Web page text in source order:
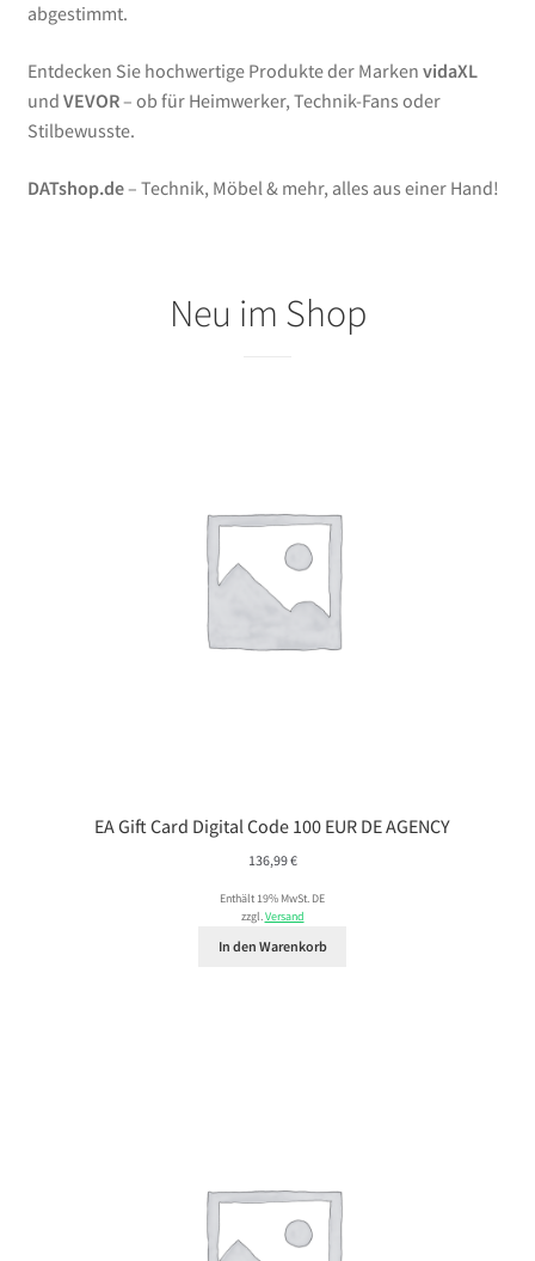
abgestimmt.
Entdecken Sie hochwertige Produkte der Marken vidaXL
und VEVOR– ob für Heimwerker, Technik-Fans oder
Stilbewusste.
DATshop.de– Technik, Möbel & mehr, alles aus einer Hand!
Neu im Shop
EA Gift Card Digital Code 100 EUR DE AGENCY
136,99€
Enthält 19% MwSt. DE
zzgl.Versand
In den Warenkorb